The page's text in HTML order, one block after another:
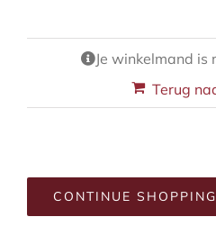
Je winkelmand is
Terug
CONTINUE SHOPPING